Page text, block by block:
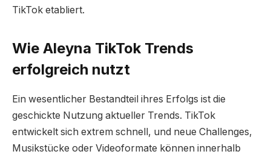
TikTok etabliert.
Wie Aleyna TikTok Trends
erfolgreich nutzt
Ein wesentlicher Bestandteil ihres Erfolgs ist die
geschickte Nutzung aktueller Trends. TikTok
entwickelt sich extrem schnell, und neue Challenges,
Musikstücke oder Videoformate können innerhalb